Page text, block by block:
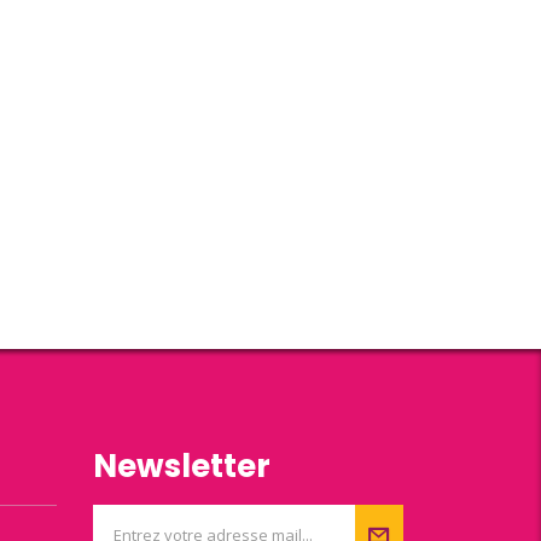
Newsletter